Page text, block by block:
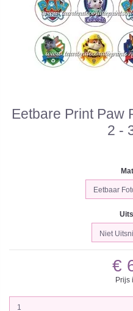
Eetbare Print Paw
2 -
€
Prijs